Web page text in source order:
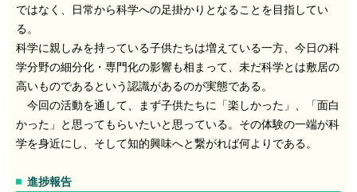
ではなく、日常から科学への足掛かりとなることを目指してい
る。
科学に親しみを持っている子供たちは増えている一方、今日の科
学分野の細分化・専門化の影響も相まって、未だ科学とは敷居の
高いものであるという認識があるのが実態である。
今回の活動を通して、まず子供たちに「楽しかった」、「面白
かった」と思ってもらいたいと思っている。その体験の一端が科
学を身近にし、そして知的興味へと繋がれば何よりである。
進捗報告